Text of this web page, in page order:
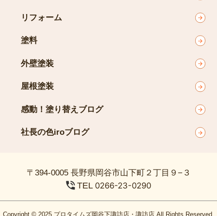
リフォーム
塗料
外壁塗装
屋根塗装
感動！塗り替えブログ
社長の色iroブログ
〒394-0005 長野県岡谷市山下町２丁目９−３
TEL 0266-23-0290
Copyright © 2025 プロタイムズ岡谷下諏訪店・諏訪店 All Rights Reserved.